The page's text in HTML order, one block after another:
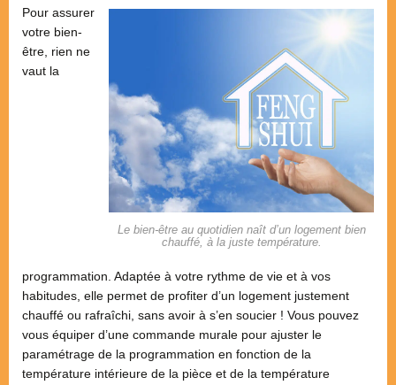
Le bien-être au quotidien naît d’un logement bien
chauffé, à la juste température.
Pour assurer
votre bien-
être, rien ne
vaut la
programmation. Adaptée à votre rythme de vie et à vos
habitudes, elle permet de profiter d’un logement justement
chauffé ou rafraîchi, sans avoir à s’en soucier ! Vous pouvez
vous équiper d’une commande murale pour ajuster le
paramétrage de la programmation en fonction de la
température intérieure de la pièce et de la température